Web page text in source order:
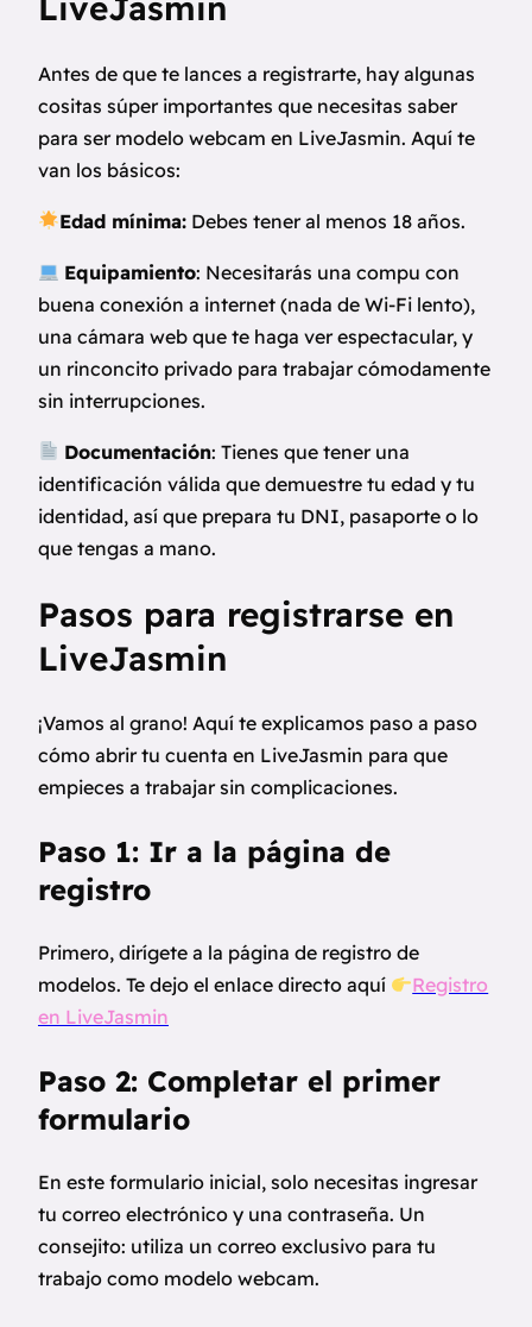
Antes de que te lances a registrarte, hay algunas
cositas súper importantes que necesitas saber
para ser modelo webcam en LiveJasmin. Aquí te
van los básicos:
Edad mínima: Debes tener al menos 18 años.
Equipamiento: Necesitarás una compu con
buena conexión a internet (nada de Wi-Fi lento),
una cámara web que te haga ver espectacular, y
un rinconcito privado para trabajar cómodamente
sin interrupciones.
Documentación: Tienes que tener una
identificación válida que demuestre tu edad y tu
identidad, así que prepara tu DNI, pasaporte o lo
que tengas a mano.
Pasos para registrarse en
LiveJasmin
¡Vamos al grano! Aquí te explicamos paso a paso
cómo abrir tu cuenta en LiveJasmin para que
empieces a trabajar sin complicaciones.
Paso 1: Ir a la página de
registro
Primero, dirígete a la página de registro de
modelos. Te dejo el enlace directo aquí
Registro
en LiveJasmin
Paso 2: Completar el primer
formulario
En este formulario inicial, solo necesitas ingresar
tu correo electrónico y una contraseña. Un
consejito: utiliza un correo exclusivo para tu
trabajo como modelo webcam.